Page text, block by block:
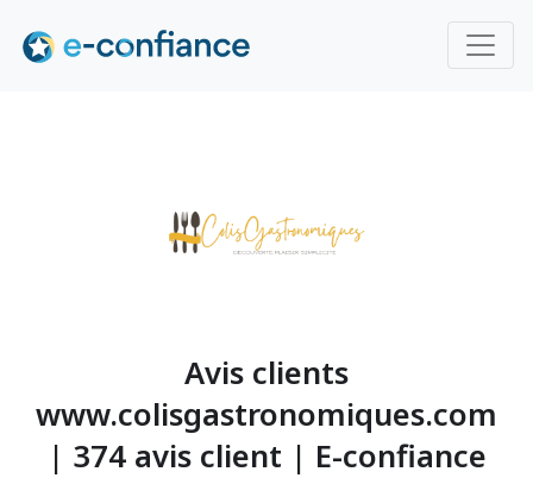
Avis clients
www.colisgastronomiques.com
| 374 avis client | E-confiance